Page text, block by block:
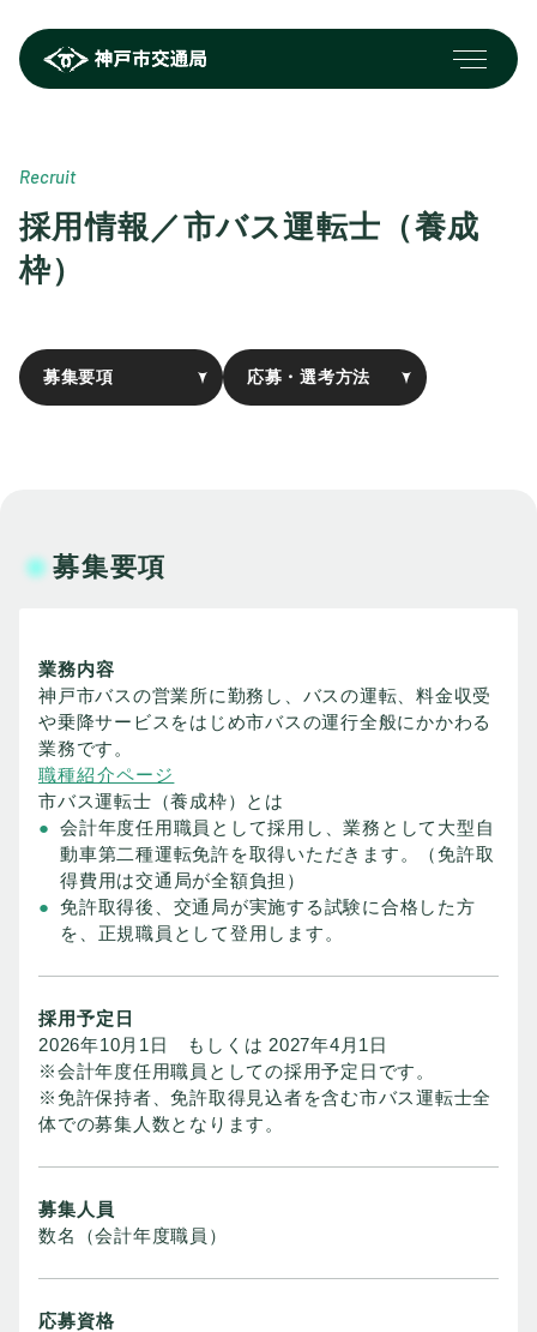
Recruit
採用情報／市バス運転士（養成
枠）
募集要項 応募・選考方法
募集要項
業務内容
神戸市バスの営業所に勤務し、バスの運転、料金収受
や乗降サービスをはじめ市バスの運行全般にかかわる
業務です。
職種紹介ページ
市バス運転士（養成枠）とは
会計年度任用職員として採用し、業務として大型自
動車第二種運転免許を取得いただきます。（免許取
得費用は交通局が全額負担）
免許取得後、交通局が実施する試験に合格した方
を、正規職員として登用します。
採用予定日
2026年10月1日 もしくは 2027年4月1日
※会計年度任用職員としての採用予定日です。
※免許保持者、免許取得見込者を含む市バス運転士全
体での募集人数となります。
募集人員
数名（会計年度職員）
応募資格